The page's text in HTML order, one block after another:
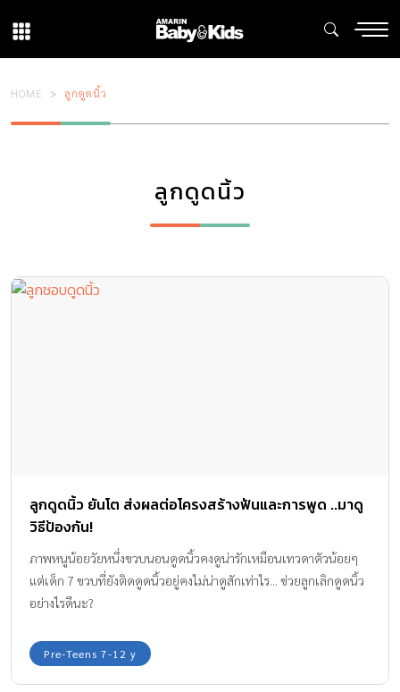
HOME ลูกดูดนิ้ว
ลูกดูดนิ้ว
ลูกดูดนิ้ว ยันโต ส่งผลต่อโครงสร้างฟันและการพูด ..มาดู
วิธีป้องกัน!
ภาพหนูน้อยวัยหนึ่งขวบนอนดูดนิ้วคงดูน่ารักเหมือนเทวดาตัวน้อยๆ
แต่เด็ก 7 ขวบที่ยังติดดูดนิ้วอยู่คงไม่น่าดูสักเท่าไร... ช่วยลูกเลิกดูดนิ้ว
อย่างไรดีนะ?
Pre-Teens 7-12 y